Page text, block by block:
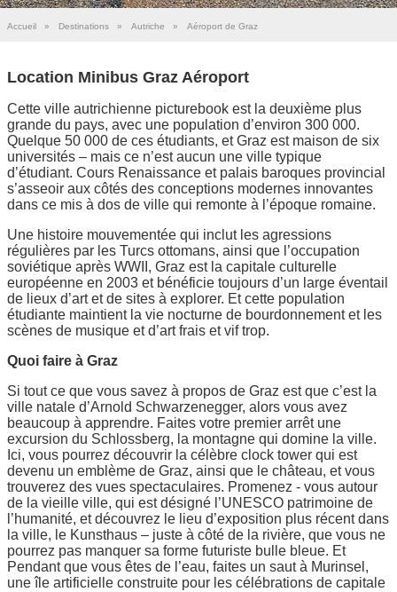
Accueil » Destinations » Autriche » Aéroport de Graz
Location Minibus Graz Aéroport
Cette ville autrichienne picturebook est la deuxième plus
grande du pays, avec une population d’environ 300 000.
Quelque 50 000 de ces étudiants, et Graz est maison de six
universités – mais ce n’est aucun une ville typique
d’étudiant. Cours Renaissance et palais baroques provincial
s’asseoir aux côtés des conceptions modernes innovantes
dans ce mis à dos de ville qui remonte à l’époque romaine.
Une histoire mouvementée qui inclut les agressions
régulières par les Turcs ottomans, ainsi que l’occupation
soviétique après WWII, Graz est la capitale culturelle
européenne en 2003 et bénéficie toujours d’un large éventail
de lieux d’art et de sites à explorer. Et cette population
étudiante maintient la vie nocturne de bourdonnement et les
scènes de musique et d’art frais et vif trop.
Quoi faire à Graz
Si tout ce que vous savez à propos de Graz est que c’est la
ville natale d’Arnold Schwarzenegger, alors vous avez
beaucoup à apprendre. Faites votre premier arrêt une
excursion du Schlossberg, la montagne qui domine la ville.
Ici, vous pourrez découvrir la célèbre clock tower qui est
devenu un emblème de Graz, ainsi que le château, et vous
trouverez des vues spectaculaires. Promenez - vous autour
de la vieille ville, qui est désigné l’UNESCO patrimoine de
l’humanité, et découvrez le lieu d’exposition plus récent dans
la ville, le Kunsthaus – juste à côté de la rivière, que vous ne
pourrez pas manquer sa forme futuriste bulle bleue. Et
Pendant que vous êtes de l’eau, faites un saut à Murinsel,
une île artificielle construite pour les célébrations de capitale